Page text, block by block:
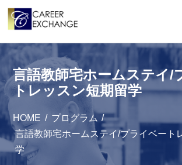
+ 国から選ぶ
+ 目的から選ぶ
求人検索
参加者体験談
よくある質問
言語教師宅ホームステイ/
トレッスン短期留学
HOME / プログラム /
言語教師宅ホームステイ/プライベート
学